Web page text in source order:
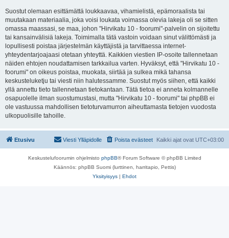
Suostut olemaan esittämättä loukkaavaa, vihamielistä, epämoraalista tai
muutakaan materiaalia, joka voisi loukata voimassa olevia lakeja oli se sitten
omassa maassasi, se maa, johon "Hirvikatu 10 - foorumi"-palvelin on sijoitettu
tai kansainvälisiä lakeja. Toimimalla tätä vastoin voidaan sinut välittömästi ja
lopullisesti poistaa järjestelmän käyttäjistä ja tarvittaessa internet-
yhteydentarjoajaasi otetaan yhteyttä. Kaikkien viestien IP-osoite tallennetaan
näiden ehtojen noudattamisen tarkkailua varten. Hyväksyt, että "Hirvikatu 10 -
foorumi" on oikeus poistaa, muokata, siirtää ja sulkea mikä tahansa
keskusteluketju tai viesti niin halutessamme. Suostut myös siihen, että kaikki
yllä annettu tieto tallennetaan tietokantaan. Tätä tietoa ei anneta kolmannelle
osapuolelle ilman suostumustasi, mutta "Hirvikatu 10 - foorumi" tai phpBB ei
ole vastuussa mahdollisen tietoturvamurron aiheuttamasta tietojen vuodosta
ulkopuolisille tahoille.
Etusivu Kaikki ajat ovat UTC+03:00
Poista evästeet
Viesti Ylläpidolle
Keskustelufoorumin ohjelmisto phpBB® Forum Software © phpBB Limited
Käännös: phpBB Suomi (lurttinen, harritapio, Pettis)
Yksityisyys | Ehdot